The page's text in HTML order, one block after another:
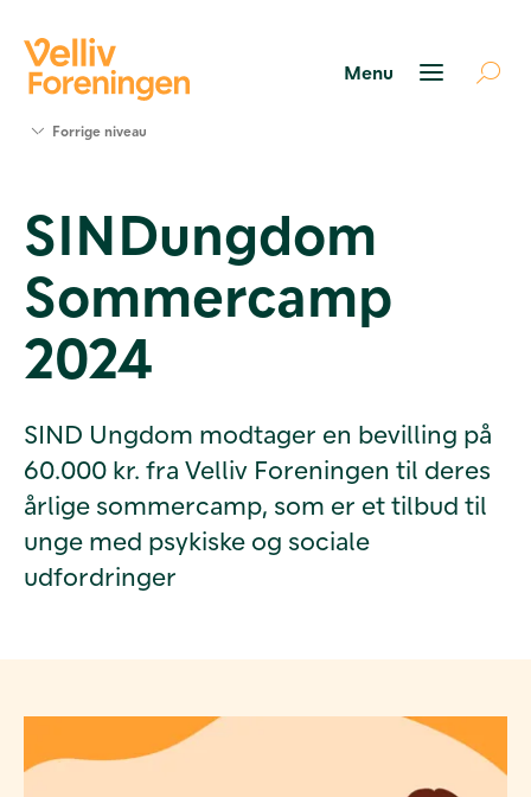
Værktøjer
og viden
Om Velliv
Foreningen
os
Forrige niveau
SINDungdom
Sommercamp
2024
SIND Ungdom modtager en bevilling på
60.000 kr. fra Velliv Foreningen til deres
årlige sommercamp, som er et tilbud til
unge med psykiske og sociale
udfordringer